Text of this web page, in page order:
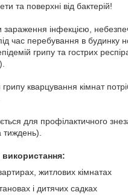
та поверхні від бактерій!
зараження інфекцією,
час перебування в будинку
грипу та гострих
кварцування кімнат
для профілактичного
тиждень).
житлових кімнатах
і дитячих садках